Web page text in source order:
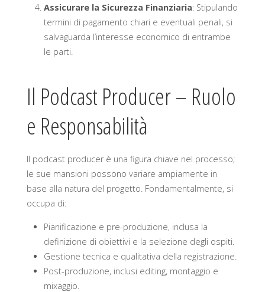
Assicurare la Sicurezza Finanziaria: Stipulando
termini di pagamento chiari e eventuali penali, si
salvaguarda l’interesse economico di entrambe
le parti.
Il Podcast Producer – Ruolo
e Responsabilità
Il podcast producer è una figura chiave nel processo;
le sue mansioni possono variare ampiamente in
base alla natura del progetto. Fondamentalmente, si
occupa di:
Pianificazione e pre-produzione, inclusa la
definizione di obiettivi e la selezione degli ospiti.
Gestione tecnica e qualitativa della registrazione.
Post-produzione, inclusi editing, montaggio e
mixaggio.